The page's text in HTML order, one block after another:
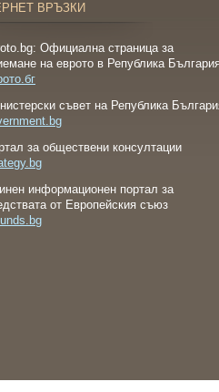
ВРЪЗКИ
Официална страница за
на еврото в Република
съвет на Република
за обществени консултации
информационен портал за
от Европейския съюз